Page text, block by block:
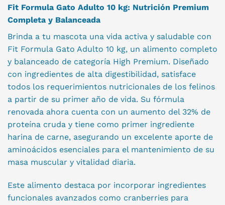
Fit Formula Gato Adulto 10 kg: Nutrición Premium
Completa y Balanceada
Brinda a tu mascota una vida activa y saludable con
Fit Formula Gato Adulto 10 kg, un alimento completo
y balanceado de categoría High Premium. Diseñado
con ingredientes de alta digestibilidad, satisface
todos los requerimientos nutricionales de los felinos
a partir de su primer año de vida. Su fórmula
renovada ahora cuenta con un aumento del 32% de
proteína cruda y tiene como primer ingrediente
harina de carne, asegurando un excelente aporte de
aminoácidos esenciales para el mantenimiento de su
masa muscular y vitalidad diaria.
Este alimento destaca por incorporar ingredientes
funcionales avanzados como cranberries para